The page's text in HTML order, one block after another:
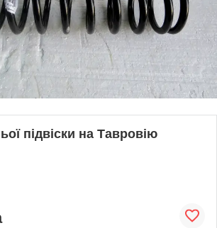
підвіски на Тавровію